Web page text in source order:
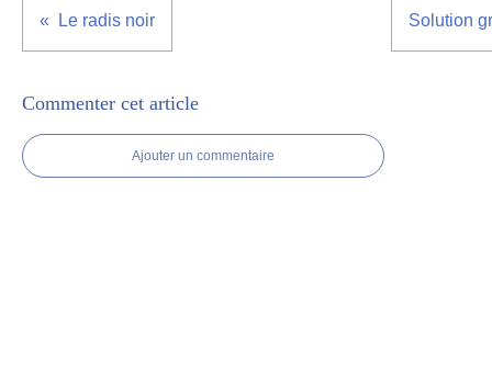
Le radis noir Solution
Commenter cet article
Ajouter un commentaire